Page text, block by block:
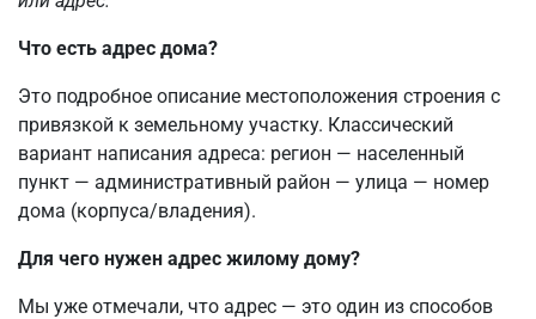
Что есть адрес дома?
Это подробное описание местоположения строения с
привязкой к земельному участку. Классический
вариант написания адреса: регион — населенный
пункт — административный район — улица — номер
дома (корпуса/владения).
Для чего нужен адрес жилому дому?
Мы уже отмечали, что адрес — это один из способов